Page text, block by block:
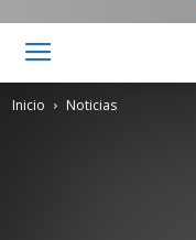
Inicio Noticias